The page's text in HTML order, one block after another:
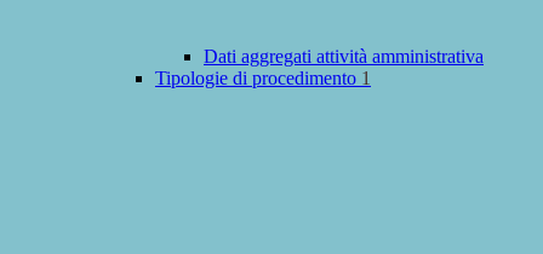
Dati aggregati attività amministrativa
Tipologie di procedimento 1